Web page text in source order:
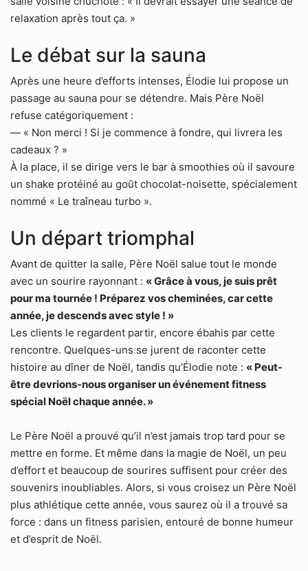
relaxation après tout ça. »
Le débat sur la sauna
Après une heure d’efforts intenses, Élodie lui propose un
passage au sauna pour se détendre. Mais Père Noël
refuse catégoriquement :
— « Non merci ! Si je commence à fondre, qui livrera les
cadeaux ? »
À la place, il se dirige vers le bar à smoothies où il savoure
un shake protéiné au goût chocolat-noisette, spécialement
nommé « Le traîneau turbo ».
Un départ triomphal
Avant de quitter la salle, Père Noël salue tout le monde
avec un sourire rayonnant : « Grâce à vous, je suis prêt
pour ma tournée ! Préparez vos cheminées, car cette
année, je descends avec style ! »
Les clients le regardent partir, encore ébahis par cette
rencontre. Quelques-uns se jurent de raconter cette
histoire au dîner de Noël, tandis qu’Élodie note : « Peut-
être devrions-nous organiser un événement fitness
spécial Noël chaque année. »
Le Père Noël a prouvé qu’il n’est jamais trop tard pour se
mettre en forme. Et même dans la magie de Noël, un peu
d’effort et beaucoup de sourires suffisent pour créer des
souvenirs inoubliables. Alors, si vous croisez un Père Noël
plus athlétique cette année, vous saurez où il a trouvé sa
force : dans un fitness parisien, entouré de bonne humeur
et d’esprit de Noël.